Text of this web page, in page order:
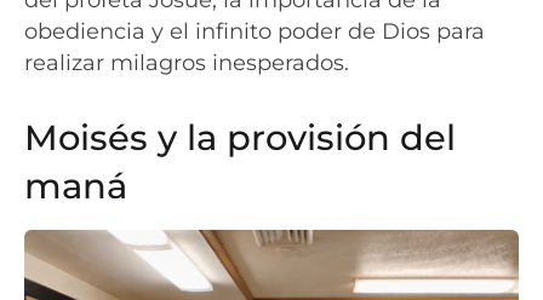
obediencia y el infinito poder de Dios para
realizar milagros inesperados.
Moisés y la provisión del
maná